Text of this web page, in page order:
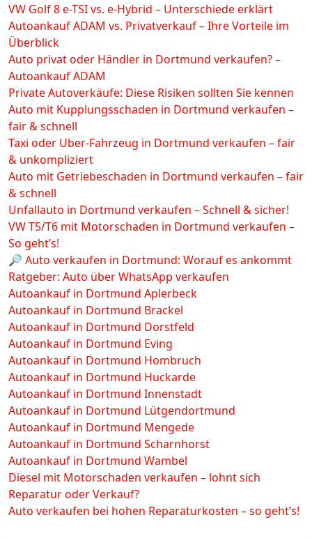
VW Golf 8 e-TSI vs. e-Hybrid – Unterschiede erklärt
Autoankauf ADAM vs. Privatverkauf – Ihre Vorteile im
Überblick
Auto privat oder Händler in Dortmund verkaufen? –
Autoankauf ADAM
Private Autoverkäufe: Diese Risiken sollten Sie kennen
Auto mit Kupplungsschaden in Dortmund verkaufen –
fair & schnell
Taxi oder Uber-Fahrzeug in Dortmund verkaufen – fair
& unkompliziert
Auto mit Getriebeschaden in Dortmund verkaufen – fair
& schnell
Unfallauto in Dortmund verkaufen – Schnell & sicher!
VW T5/T6 mit Motorschaden in Dortmund verkaufen –
So geht’s!
🔎 Auto verkaufen in Dortmund: Worauf es ankommt
Ratgeber: Auto über WhatsApp verkaufen
Autoankauf in Dortmund Aplerbeck
Autoankauf in Dortmund Brackel
Autoankauf in Dortmund Dorstfeld
Autoankauf in Dortmund Eving
Autoankauf in Dortmund Hombruch
Autoankauf in Dortmund Huckarde
Autoankauf in Dortmund Innenstadt
Autoankauf in Dortmund Lütgendortmund
Autoankauf in Dortmund Mengede
Autoankauf in Dortmund Scharnhorst
Autoankauf in Dortmund Wambel
Diesel mit Motorschaden verkaufen – lohnt sich
Reparatur oder Verkauf?
Auto verkaufen bei hohen Reparaturkosten – so geht’s!